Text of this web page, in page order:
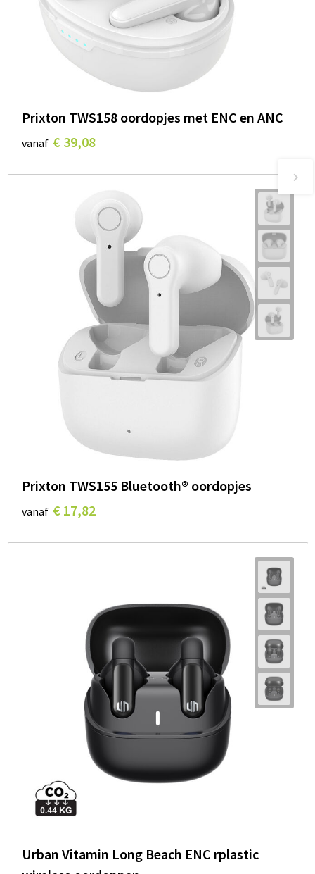
Prixton TWS158 oordopjes met ENC en ANC
vanaf € 39,08
Prixton TWS155 Bluetooth® oordopjes
vanaf € 17,82
Urban Vitamin Long Beach ENC rplastic